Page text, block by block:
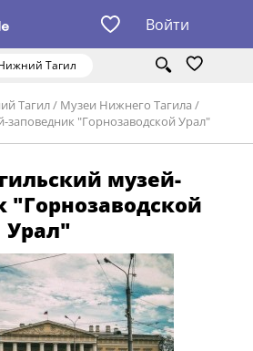
Войти
Тагил
Тагил/ Музеи Нижнего Тагила /
заповедник "Горнозаводской Урал"
музей-
"Горнозаводской
Урал"